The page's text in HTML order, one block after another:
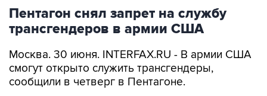
Пентагон снял запрет на службу
трансгендеров в армии США
Москва. 30 июня. INTERFAX.RU - В армии США
смогут открыто служить трансгендеры,
сообщили в четверг в Пентагоне.